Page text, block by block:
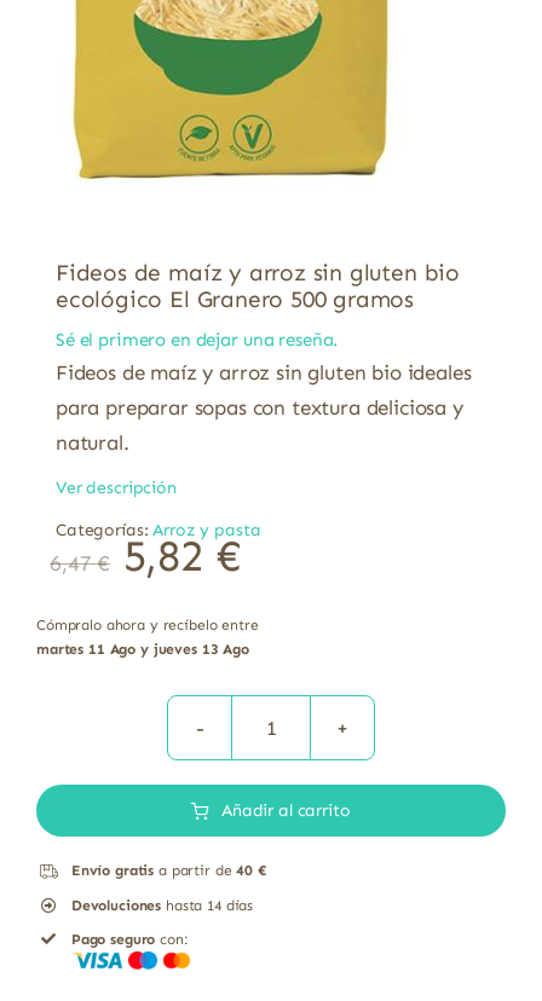
Fideos de maíz y arroz sin gluten bio
ecológico El Granero 500 gramos
Sé el primero en dejar una reseña.
Fideos de maíz y arroz sin gluten bio ideales
para preparar sopas con textura deliciosa y
natural.
Ver descripción
Categorías:Arroz y pasta
6,47€ 5,82€
Cómpralo ahora y recíbelo entre
martes 11 Ago y jueves 13 Ago
Fideos
maíz
Añadir al carrito
Envío gratis a partir de40 €
Devoluciones hasta 14 días
Pago seguro con: